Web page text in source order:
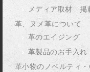
メディア取材 掲
革、ヌメ革について
革のエイジング
革製品のお手入れ
革小物のノベルティ・